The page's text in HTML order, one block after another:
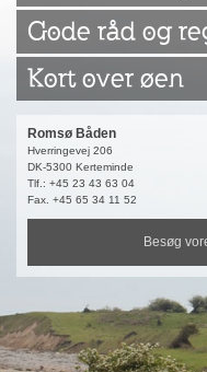
Gode råd og
Kort over øen
Romsø Båden
Hverringevej 206
DK-5300 Kerteminde
Tlf.: +45 23 43 63 04
Fax. +45 65 34 11 52
Besøg